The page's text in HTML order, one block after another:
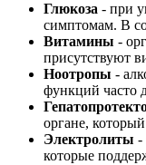
Глюкоза - при
симптомам. В
Витамины -
присутствуют
Ноотропы -
функций часто
органе,
Электролиты -
которые